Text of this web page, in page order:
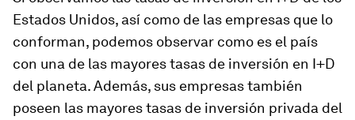
Estados Unidos, así como de las empresas que lo
conforman, podemos observar como es el país
con una de las mayores tasas de inversión en I+D
del planeta. Además, sus empresas también
poseen las mayores tasas de inversión privada del